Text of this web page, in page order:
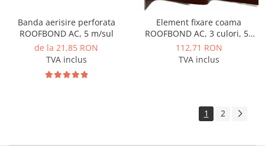
Banda aerisire perforata
ROOFBOND AC, 5 m/sul
de la 21,85 RON
TVA inclus
Element fixare coama
ROOFBOND AC, 3 culori, 50
buc
112,71 RON
TVA inclus
1 2